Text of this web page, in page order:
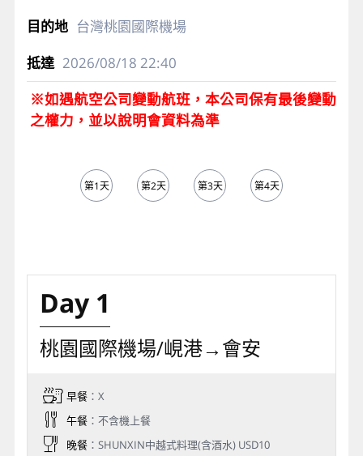
台灣桃園國際機場
2026/08/18 22:40
※如遇航空公司變動航班，本公司保有最後變動
之權力，並以說明會資料為準
第1天 第2天 第3天 第4天
Day 1
桃園國際機場/峴港→會安
早餐：X
午餐：不含機上餐
晚餐：SHUNXIN中越式料理(含酒水) USD10